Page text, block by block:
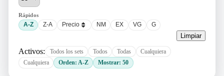
Rápidos
A-Z Z-A Precio NM EX VG G
Limpiar
Activos: Todos los sets Todos Todas
Cualquiera
Cualquiera
Orden: A-Z Mostrar: 50